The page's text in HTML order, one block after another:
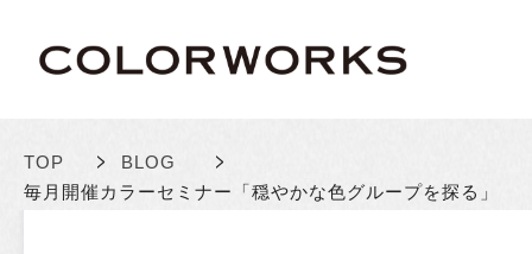
TOP > BLOG >
毎月開催カラーセミナー「穏やかな色グループを探る」